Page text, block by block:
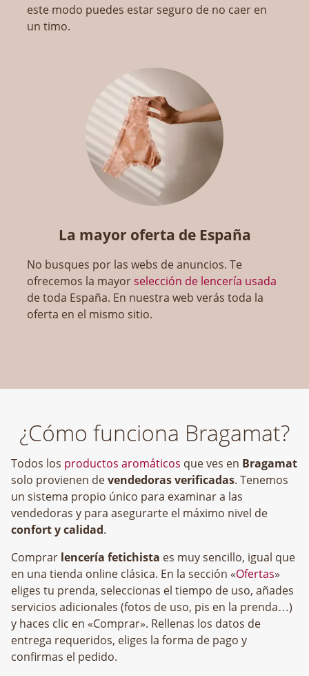
este modo puedes estar seguro de no caer en
un timo.
La mayor oferta de España
No busques por las webs de anuncios. Te
ofrecemos la mayorselección de lencería usada
de toda España. En nuestra web verás toda la
oferta en el mismo sitio.
¿Cómo funciona Bragamat?
Todos los productos aromáticos que ves en Bragamat
solo provienen devendedoras verificadas. Tenemos
un sistema propio único para examinar a las
vendedoras y para asegurarte el máximo nivel de
confort y calidad.
Comprar lencería fetichista es muy sencillo, igual que
en una tienda online clásica. En la sección «Ofertas»
eliges tu prenda, seleccionas el tiempo de uso, añades
servicios adicionales (fotos de uso, pis en la prenda…)
y haces clic en «Comprar». Rellenas los datos de
entrega requeridos, eliges la forma de pago y
confirmas el pedido.